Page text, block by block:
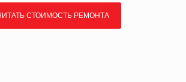
СТОИМОСТЬ РЕМОНТА